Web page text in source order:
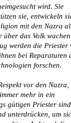
wird. Sie
sie, entwickeln
mit den Nazra
über das Volk
werden die Priester
bei Reparaturen
forschen.
vor den Nazra,
mehr in ein
gütigen Priester
unterdrücken, um